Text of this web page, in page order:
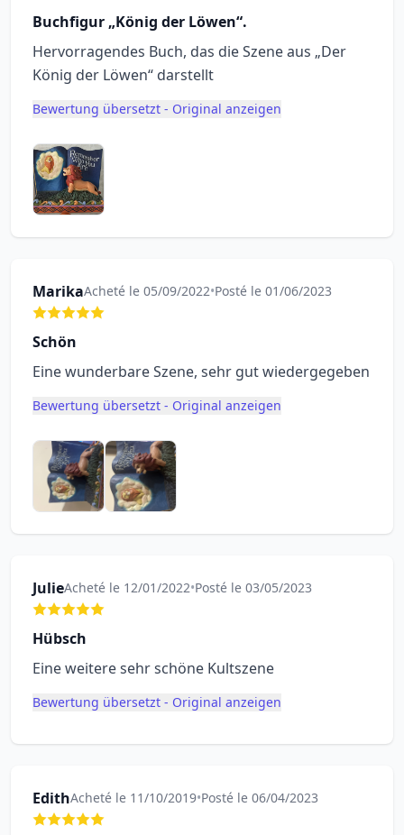
Buchfigur „König der Löwen“.
Hervorragendes Buch, das die Szene aus „Der
König der Löwen“ darstellt
Bewertung übersetzt - Original anzeigen
MarikaAcheté le 05/09/2022•Posté le 01/06/2023
Schön
Eine wunderbare Szene, sehr gut wiedergegeben
Bewertung übersetzt - Original anzeigen
JulieAcheté le 12/01/2022•Posté le 03/05/2023
Hübsch
Eine weitere sehr schöne Kultszene
Bewertung übersetzt - Original anzeigen
EdithAcheté le 11/10/2019•Posté le 06/04/2023